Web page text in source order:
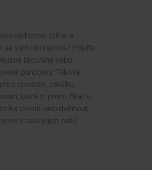
nádherné, štíhlé a
se vám líbí nejvíce? Přijďte
lakované nebo
punčošky. Takové
chodidla, patičku,
která si přímo říkají o
dovolí nadzdvihnout
v celé jejich nahé